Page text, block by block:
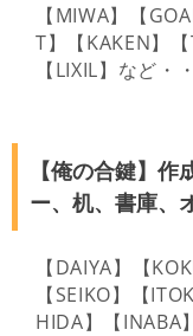
【MIWA】【
T】【KAKEN】【
【LIXIL】など・
【俺の合鍵】
ー、机、書庫、
【DAIYA】【
【SEIKO】【
HIDA】【INABA